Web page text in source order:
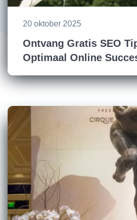
20 oktober 2025
Ontvang Gratis SEO
Optimaal Online